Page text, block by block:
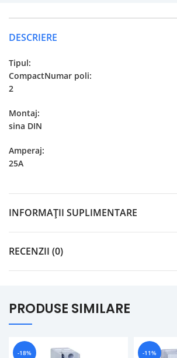
DESCRIERE
Tipul:
CompactNumar poli:
2
Montaj:
sina DIN
Amperaj:
25A
INFORMAȚII SUPLIMENTARE
RECENZII (0)
PRODUSE SIMILARE
-18% -11%